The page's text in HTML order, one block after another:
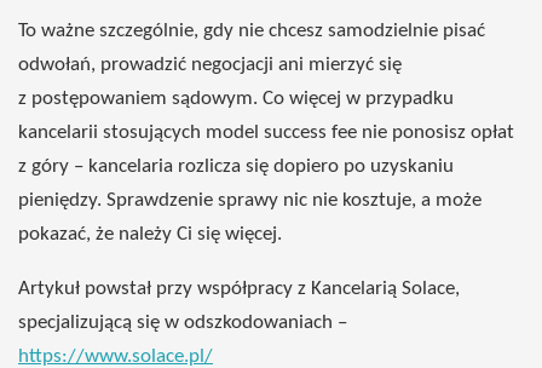
To ważne szczególnie, gdy nie chcesz samodzielnie pisać
odwołań, prowadzić negocjacji ani mierzyć się
z postępowaniem sądowym. Co więcej w przypadku
kancelarii stosujących model success fee nie ponosisz opłat
z góry – kancelaria rozlicza się dopiero po uzyskaniu
pieniędzy. Sprawdzenie sprawy nic nie kosztuje, a może
pokazać, że należy Ci się więcej.
Artykuł powstał przy współpracy z Kancelarią Solace,
specjalizującą się w odszkodowaniach –
https://www.solace.pl/